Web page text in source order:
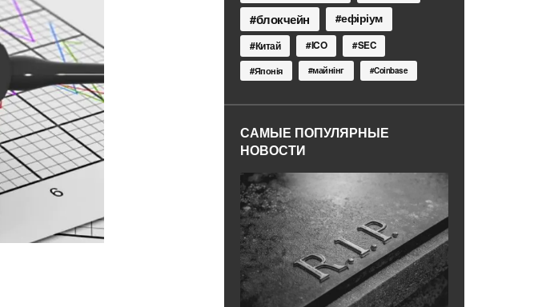
блокчейн
ефіріум
Китай ICO SEC
Японія майнінг Coinbase
САМЫЕ ПОПУЛЯРНЫЕ
НОВОСТИ